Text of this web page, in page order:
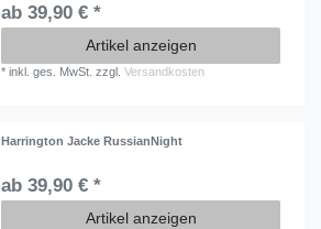
ab 39,90 € *
Artikel anzeigen
*inkl. ges. MwSt. zzgl.Versandkosten
Harrington Jacke RussianNight
ab 39,90 € *
Artikel anzeigen